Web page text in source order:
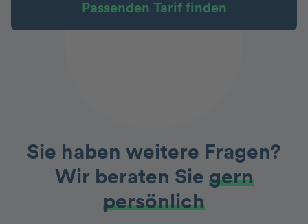
Passenden Tarif finden
Sie haben weitere Fragen?
Wir beraten Sie gern
persönlich